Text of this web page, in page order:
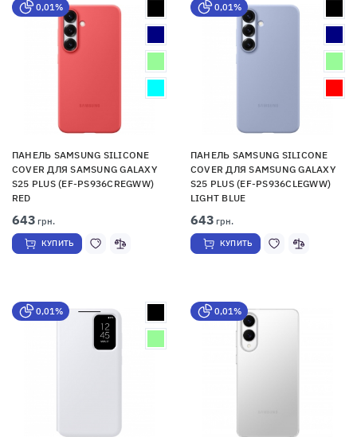
0,01%
ПАНЕЛЬ SAMSUNG SILICONE
COVER ДЛЯ SAMSUNG GALAXY
S25 PLUS (EF-PS936CREGWW)
RED
643 грн.
КУПИТЬ
0,01%
ПАНЕЛЬ SAMSUNG SILICONE
COVER ДЛЯ SAMSUNG GALAXY
S25 PLUS (EF-PS936CLEGWW)
LIGHT BLUE
643 грн.
КУПИТЬ
0,01% 0,01%